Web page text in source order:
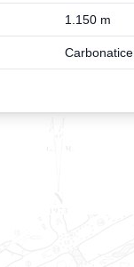
1.150 m
Carbonatice